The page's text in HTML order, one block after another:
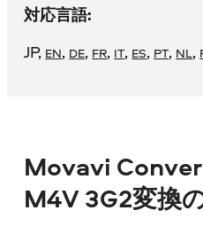
対応言語:
JP, EN, DE, FR, IT, ES, PT, NL,
Movavi
M4V 3G2変換